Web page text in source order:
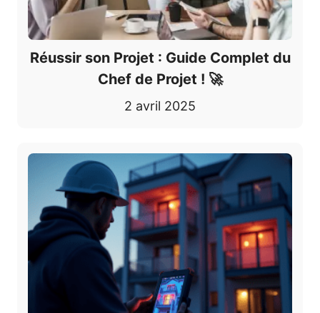
Réussir son Projet : Guide Complet du
Chef de Projet ! 🚀
2 avril 2025